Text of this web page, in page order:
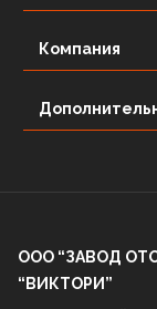
Компания
ООО “ЗАВОД
“ВИКТОРИ”